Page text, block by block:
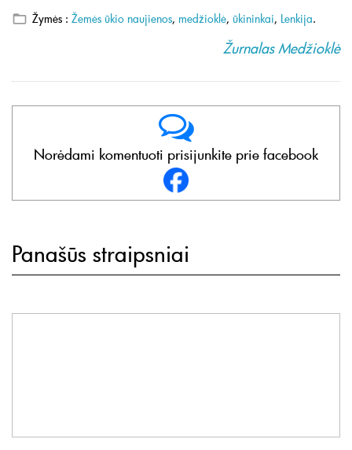
Žymės : Žemės ūkio naujienos, medžioklė, ūkininkai, Lenkija.
Žurnalas Medžioklė
Norėdami komentuoti prisijunkite prie facebook
Panašūs straipsniai